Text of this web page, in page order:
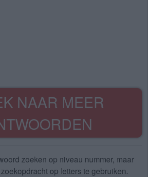
NAAR MEER
zoeken op niveau nummer, maar
op letters te gebruiken.